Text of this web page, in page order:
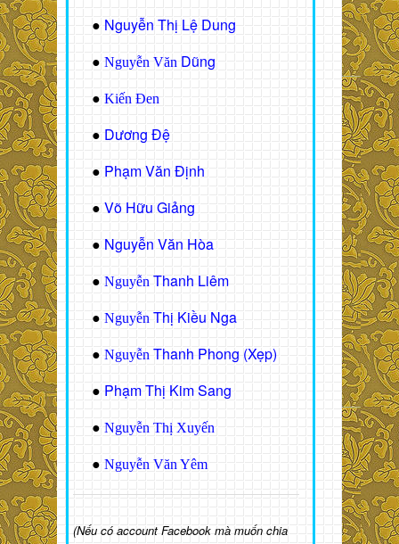
● Nguyễn Thị Lệ Dung
● Nguyễn Văn Dũng
● Kiến Đen
● Dương Đệ
● Phạm Văn Định
● Võ Hữu Giảng
● Nguyễn Văn Hòa
● Nguyễn Thanh Liêm
● Nguyễn Thị Kiều Nga
● Nguyễn Thanh Phong (Xẹp)
● Phạm Thị Kim Sang
● Nguyễn Thị Xuyến
● Nguyễn Văn Yêm
(Nếu có account Facebook mà muốn chia